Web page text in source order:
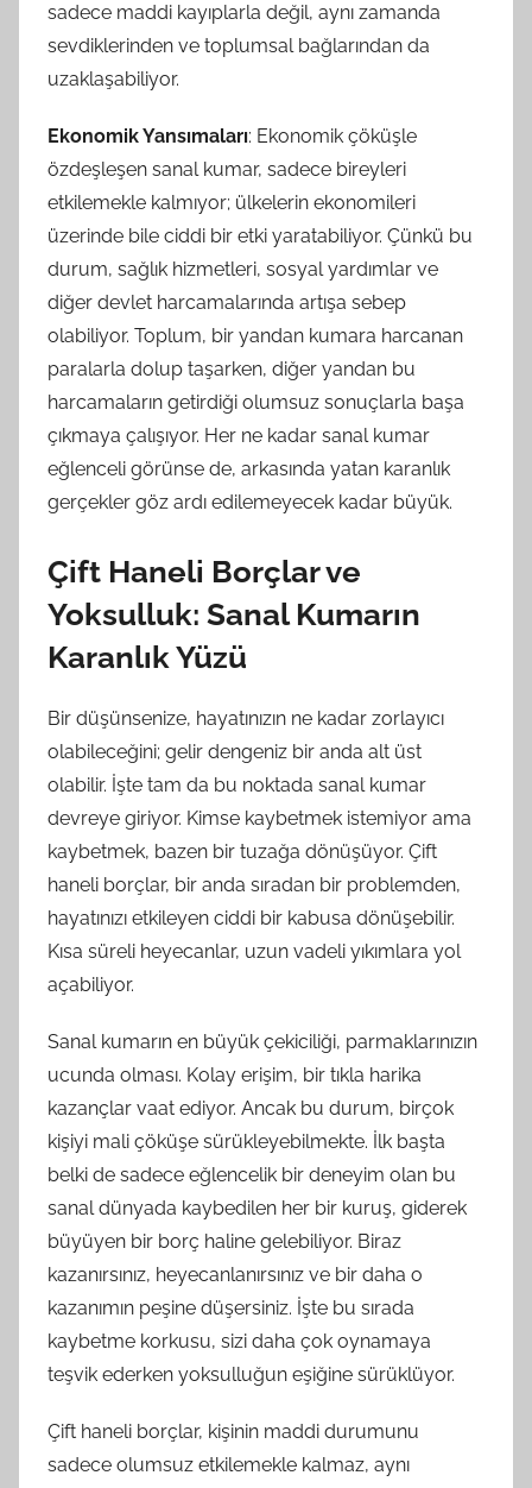
sadece maddi kayıplarla değil, aynı zamanda
sevdiklerinden ve toplumsal bağlarından da
uzaklaşabiliyor.
Ekonomik Yansımaları: Ekonomik çöküşle
özdeşleşen sanal kumar, sadece bireyleri
etkilemekle kalmıyor; ülkelerin ekonomileri
üzerinde bile ciddi bir etki yaratabiliyor. Çünkü bu
durum, sağlık hizmetleri, sosyal yardımlar ve
diğer devlet harcamalarında artışa sebep
olabiliyor. Toplum, bir yandan kumara harcanan
paralarla dolup taşarken, diğer yandan bu
harcamaların getirdiği olumsuz sonuçlarla başa
çıkmaya çalışıyor. Her ne kadar sanal kumar
eğlenceli görünse de, arkasında yatan karanlık
gerçekler göz ardı edilemeyecek kadar büyük.
Çift Haneli Borçlar ve
Yoksulluk: Sanal Kumarın
Karanlık Yüzü
Bir düşünsenize, hayatınızın ne kadar zorlayıcı
olabileceğini; gelir dengeniz bir anda alt üst
olabilir. İşte tam da bu noktada sanal kumar
devreye giriyor. Kimse kaybetmek istemiyor ama
kaybetmek, bazen bir tuzağa dönüşüyor. Çift
haneli borçlar, bir anda sıradan bir problemden,
hayatınızı etkileyen ciddi bir kabusa dönüşebilir.
Kısa süreli heyecanlar, uzun vadeli yıkımlara yol
açabiliyor.
Sanal kumarın en büyük çekiciliği, parmaklarınızın
ucunda olması. Kolay erişim, bir tıkla harika
kazançlar vaat ediyor. Ancak bu durum, birçok
kişiyi mali çöküşe sürükleyebilmekte. İlk başta
belki de sadece eğlencelik bir deneyim olan bu
sanal dünyada kaybedilen her bir kuruş, giderek
büyüyen bir borç haline gelebiliyor. Biraz
kazanırsınız, heyecanlanırsınız ve bir daha o
kazanımın peşine düşersiniz. İşte bu sırada
kaybetme korkusu, sizi daha çok oynamaya
teşvik ederken yoksulluğun eşiğine sürüklüyor.
Çift haneli borçlar, kişinin maddi durumunu
sadece olumsuz etkilemekle kalmaz, aynı